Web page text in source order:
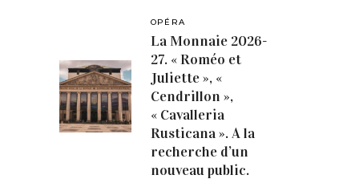
OPÉRA
La Monnaie 2026-
27. « Roméo et
Juliette », «
Cendrillon »,
« Cavalleria
Rusticana ». A la
recherche d’un
nouveau public.